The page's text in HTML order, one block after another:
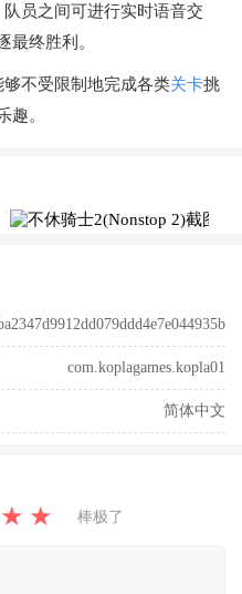
员之间可进行实时语音交
最终胜利。
不受限制地完成各类关卡挑
趣。
com.koplagames.kopla01
简体中文
★ ★ 棒极了